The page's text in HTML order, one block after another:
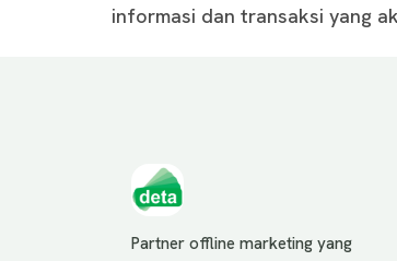
informasi dan transaksi yang
Partner offline marketing yang